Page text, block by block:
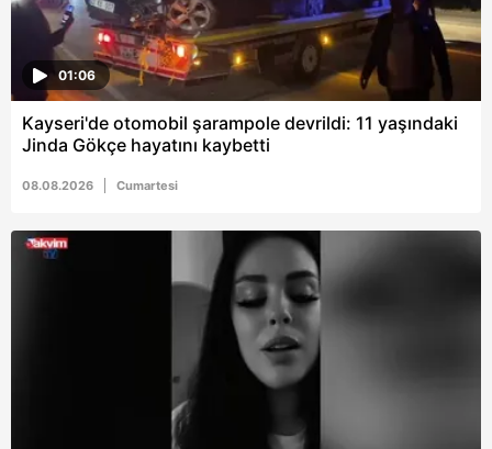
01:06
Kayseri'de otomobil şarampole devrildi: 11 yaşındaki
Jinda Gökçe hayatını kaybetti
08.08.2026 Cumartesi